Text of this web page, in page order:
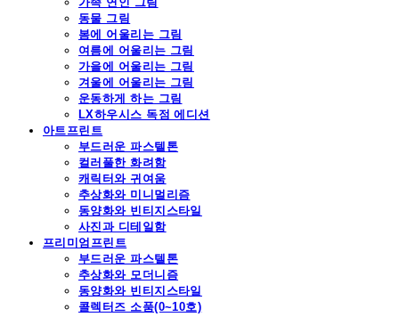
동물 그림
봄에 어울리는 그림
여름에 어울리는 그림
가을에 어울리는 그림
겨울에 어울리는 그림
운동하게 하는 그림
LX하우시스 독점 에디션
아트프린트
부드러운 파스텔톤
컬러풀한 화려함
캐릭터와 귀여움
추상화와 미니멀리즘
동양화와 빈티지스타일
사진과 디테일함
프리미엄프린트
부드러운 파스텔톤
추상화와 모더니즘
동양화와 빈티지스타일
콜렉터즈 소품(0~10호)